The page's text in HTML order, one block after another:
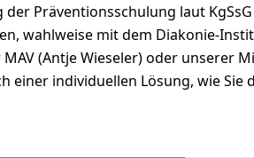
Präventionsschulung laut
wahlweise mit dem Diakonie-
(Antje Wieseler) oder unserer
einer individuellen Lösung, wie